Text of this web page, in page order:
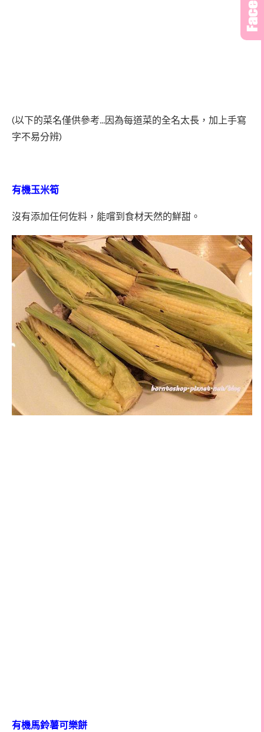
(以下的菜名僅供參考…因為每道菜的全名太長，加上手寫
字不易分辨)
有機玉米筍
沒有添加任何佐料，能嚐到食材天然的鮮甜。
有機馬鈴薯可樂餅